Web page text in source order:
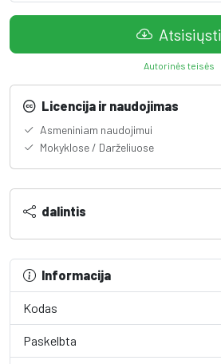
Atsisiųsti
Autorinės teisės
Licencija ir naudojimas
Asmeniniam naudojimui
Mokyklose / Darželiuose
dalintis
Informacija
Kodas
Paskelbta